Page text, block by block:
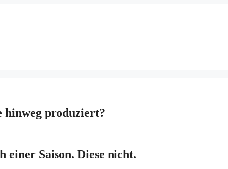
hinweg produziert?
einer Saison. Diese nicht.